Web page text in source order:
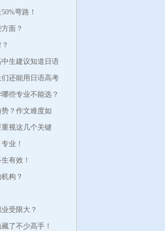
弯路！
面？
生建议知道日语
还能用日语高考
些专业不能选？
？作文难度如
视这几个关键
业！
有效！
构？
受限大？
了不少高手！